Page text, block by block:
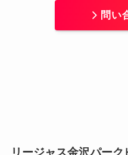
問い
リージャス金沢パー